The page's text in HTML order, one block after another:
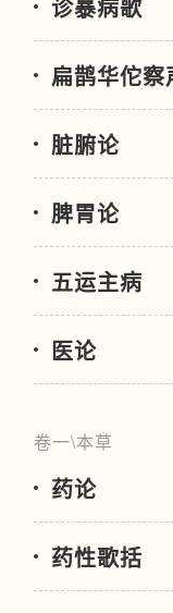
诊暴病歌
扁鹊华佗
脏腑论
脾胃论
五运主病
医论
卷一\本草
药论
药性歌括